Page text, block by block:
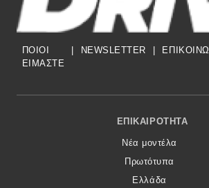
ΠΟΙΟΙ
ΕΙΜΑΣΤΕ
NEWSLETTER
Footer Menu
ΕΠΙΚΑΙΡΌΤΗΤΑ
Νέα μοντέλα
Πρωτότυπα
Ελλάδα